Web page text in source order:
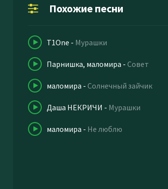
Похожие песни
T1One - Мурашки
Парнишка, маломира - Совет
маломира - Солнечный зайчик
Даша НЕКРИЧИ - Мурашки
маломира - Не люблю